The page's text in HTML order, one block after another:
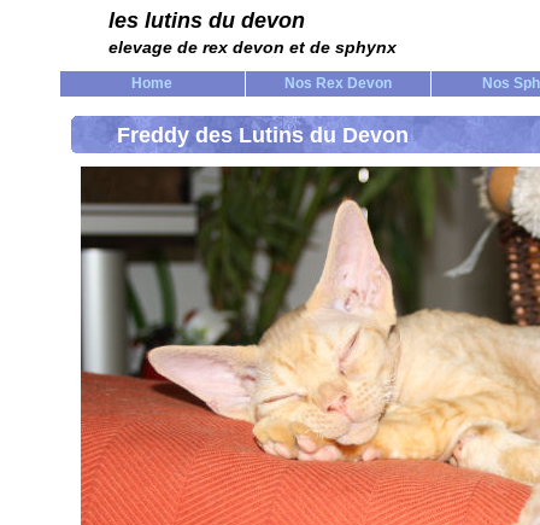
les lutins du devon
elevage de rex devon et de sphynx
Home Nos Rex Devon Nos
Freddy des Lutins du Devon